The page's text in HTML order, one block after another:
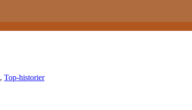
, Top-historier